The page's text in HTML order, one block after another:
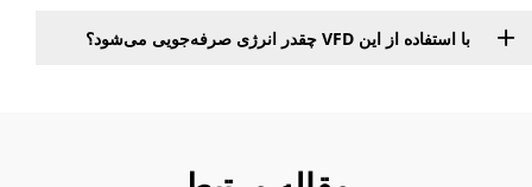
با استفاده از این VFD چقدر انرژی صرفه‌جویی می‌شود؟